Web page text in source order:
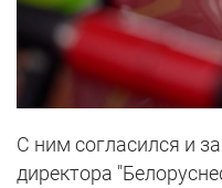
С ним согласился и
директора